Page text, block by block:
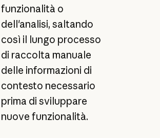
funzionalità o
dell'analisi, saltando
così il lungo processo
di raccolta manuale
delle informazioni di
contesto necessario
prima di sviluppare
nuove funzionalità.